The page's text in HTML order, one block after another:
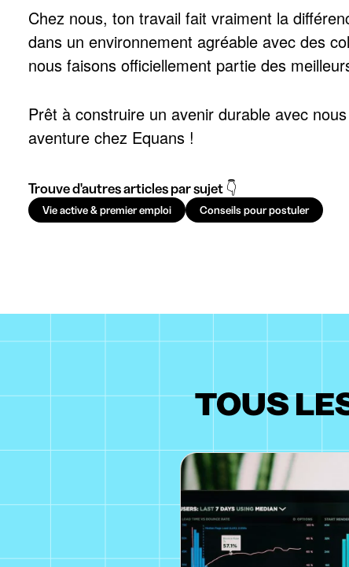
Chez nous, ton travail fait vraiment la
dans un environnement agréable avec des
nous faisons officiellement partie des
Prêt à construire un avenir durable avec
aventure chez Equans !
Trouve d'autres articles par sujet 👇
Vie active & premier emploi Conseils pour postuler
TOUS